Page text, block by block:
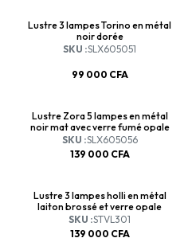
Lustre 3 lampes Torino en métal
noir dorée
SKU :SLX605051
99 000 CFA
Lustre Zora 5 lampes en métal
noir mat avec verre fumé opale
SKU :SLX605056
139 000 CFA
Lustre 3 lampes holli en métal
laiton brossé et verre opale
SKU :STVL301
139 000 CFA